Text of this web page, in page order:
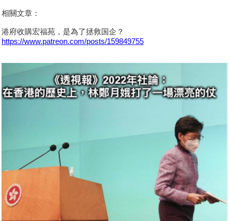
相關文章：
港府收購宏福苑，是為了拯救国企？
https://www.patreon.com/posts/159849755